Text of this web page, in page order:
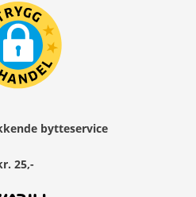
bytteservice
25,-